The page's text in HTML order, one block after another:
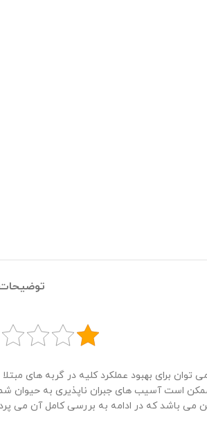
می توان برای بهبود عملکرد کلیه در گربه های
است آسیب های جبران ناپذیری به حیوان
می باشد که در ادامه به بررسی کامل آن می